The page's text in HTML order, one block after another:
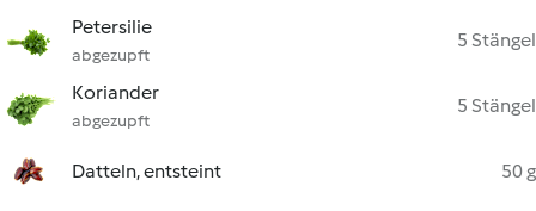
Petersilie
abgezupft
5 Stängel
Koriander
abgezupft
5 Stängel
Datteln, entsteint 50 g